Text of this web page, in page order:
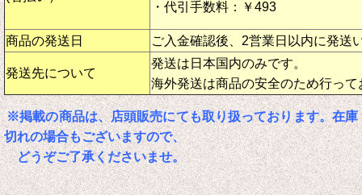
・代引手数料：￥493
商品の発送日 ご入金確認後、2営業日以内に発送
発送先について
発送は日本国内のみです。
海外発送は商品の安全のため行って
※掲載の商品は、店頭販売にても取り扱っております。在庫
切れの場合もございますので、
どうぞご了承くださいませ。